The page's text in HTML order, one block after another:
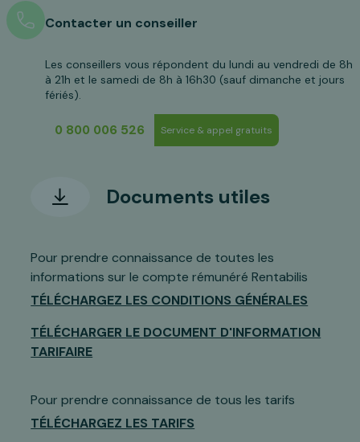
Contacter un conseiller
Les conseillers vous répondent du lundi au vendredi de 8h
à 21h et le samedi de 8h à 16h30 (sauf dimanche et jours
fériés).
0 800 006 526 Service & appel gratuits
Documents utiles
Pour prendre connaissance de toutes les
informations sur le compte rémunéré Rentabilis
TÉLÉCHARGEZ LES CONDITIONS GÉNÉRALES
TÉLÉCHARGER LE DOCUMENT D'INFORMATION
TARIFAIRE
Pour prendre connaissance de tous les tarifs
TÉLÉCHARGEZ LES TARIFS